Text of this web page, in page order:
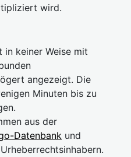
wird.
in keiner Weise mit
angezeigt. Die
Minuten bis zu
aus der
Datenbank und